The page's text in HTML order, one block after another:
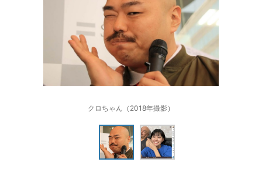
クロちゃん（2018年撮影）